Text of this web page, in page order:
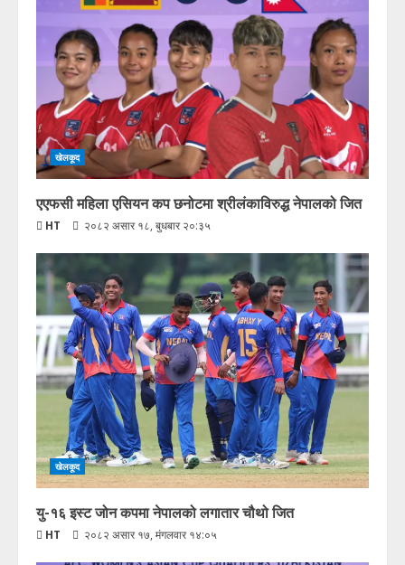
खेलकूद
एएफसी महिला एसियन कप छनोटमा श्रीलंकाविरुद्ध नेपालको जित
HT २०८२ असार १८, बुधबार २०:३५
खेलकूद
यु-१६ इस्ट जोन कपमा नेपालको लगातार चौथो जित
HT २०८२ असार १७, मंगलवार १४:०५